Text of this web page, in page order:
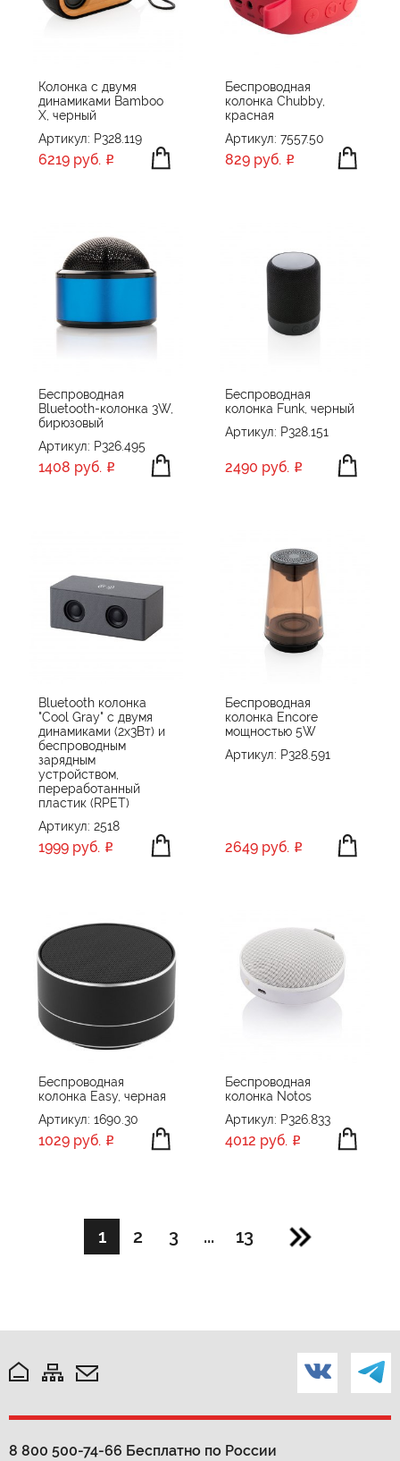
Колонка с двумя
динамиками Bamboo
X, черный
Артикул: P328.119
6219 руб.
Беспроводная
колонка Chubby,
красная
Артикул: 7557.50
829 руб.
Беспроводная
Bluetooth-колонка 3W,
бирюзовый
Артикул: P326.495
1408 руб.
Беспроводная
колонка Funk, черный
Артикул: P328.151
2490 руб.
Bluetooth колонка
"Cool Gray" с двумя
динамиками (2х3Вт) и
беспроводным
зарядным
устройством,
переработанный
пластик (RPET)
Артикул: 2518
1999 руб.
Беспроводная
колонка Encore
мощностью 5W
Артикул: P328.591
2649 руб.
Беспроводная
колонка Easy, черная
Артикул: 1690.30
1029 руб.
Беспроводная
колонка Notos
Артикул: P326.833
4012 руб.
1 2 3 ... 13
8 800 500-74-66 Бесплатно по России